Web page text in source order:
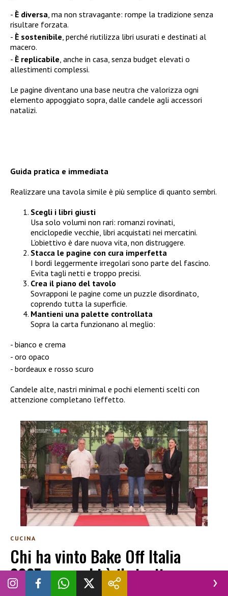
È diversa, ma non stravagante: rompe la tradizione senza
risultare forzata.
È sostenibile, perché riutilizza libri usurati e destinati al
macero.
È replicabile, anche in casa, senza budget elevati o
allestimenti complessi.
Le pagine diventano una base neutra che valorizza ogni
elemento appoggiato sopra, dalle candele agli accessori
natalizi.
Guida pratica e immediata
Realizzare una tavola simile è più semplice di quanto sembri.
Scegli i libri giusti
Usa solo volumi non rari: romanzi rovinati,
enciclopedie vecchie, libri acquistati nei mercatini.
L’obiettivo è dare nuova vita, non distruggere.
Stacca le pagine con cura imperfetta
I bordi leggermente irregolari sono parte del fascino.
Evita tagli netti e troppo precisi.
Crea il piano del tavolo
Sovrapponi le pagine come un puzzle disordinato,
coprendo tutta la superficie.
Mantieni una palette controllata
Sopra la carta funzionano al meglio:
bianco e crema
oro opaco
bordeaux e rosso scuro
Candele alte, nastri minimal e pochi elementi scelti con
attenzione completano l’effetto.
CUCINA
Chi ha vinto Bake Off Italia
2025, ecco chi è il vincitore